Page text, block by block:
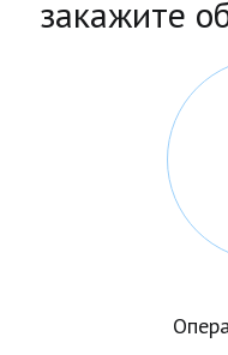
закажите